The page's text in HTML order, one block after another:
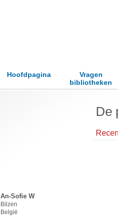
Hoofdpagina
Vragen
bibliotheken
An-Sofie W
Bilzen
België
De